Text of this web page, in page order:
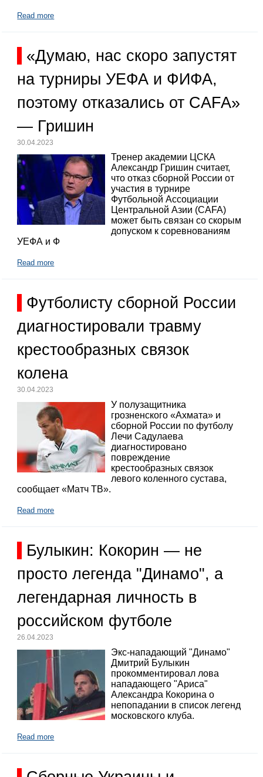
Read more
«Думаю, нас скоро запустят
на турниры УЕФА и ФИФА,
поэтому отказались от CAFA»
— Гришин
30.04.2023
Тренер академии ЦСКА
Александр Гришин считает,
что отказ сборной России от
участия в турнире
Футбольной Ассоциации
Центральной Азии (CAFA)
может быть связан со скорым
допуском к соревнованиям
УЕФА и Ф
Read more
Футболисту сборной России
диагностировали травму
крестообразных связок
колена
30.04.2023
У полузащитника
грозненского «Ахмата» и
сборной России по футболу
Лечи Садулаева
диагностировано
повреждение
крестообразных связок
левого коленного сустава,
сообщает «Матч ТВ».
Read more
Булыкин: Кокорин — не
просто легенда "Динамо", а
легендарная личность в
российском футболе
26.04.2023
Экс-нападающий "Динамо"
Дмитрий Булыкин
прокомментировал лова
нападающего "Ариса"
Александра Кокорина о
непопадании в список легенд
московского клуба.
Read more